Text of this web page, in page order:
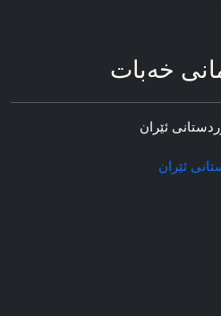
خه‌بات
ئێران
ئێران